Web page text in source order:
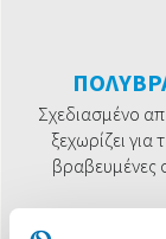
Σχεδιασμένο
ξεχωρίζει για
βραβευμένες